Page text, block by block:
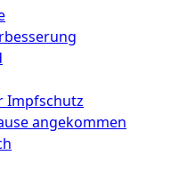
Impfschutz
angekommen